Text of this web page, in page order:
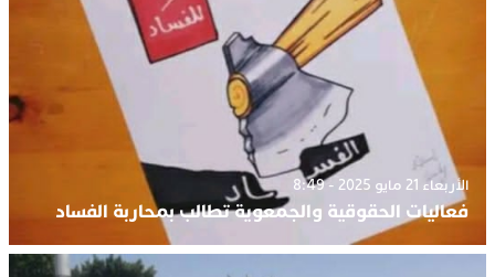
الأربعاء 21 مايو 2025 - 8:49
فعاليات الحقوقية والجمعوية تطالب بمحاربة الفساد